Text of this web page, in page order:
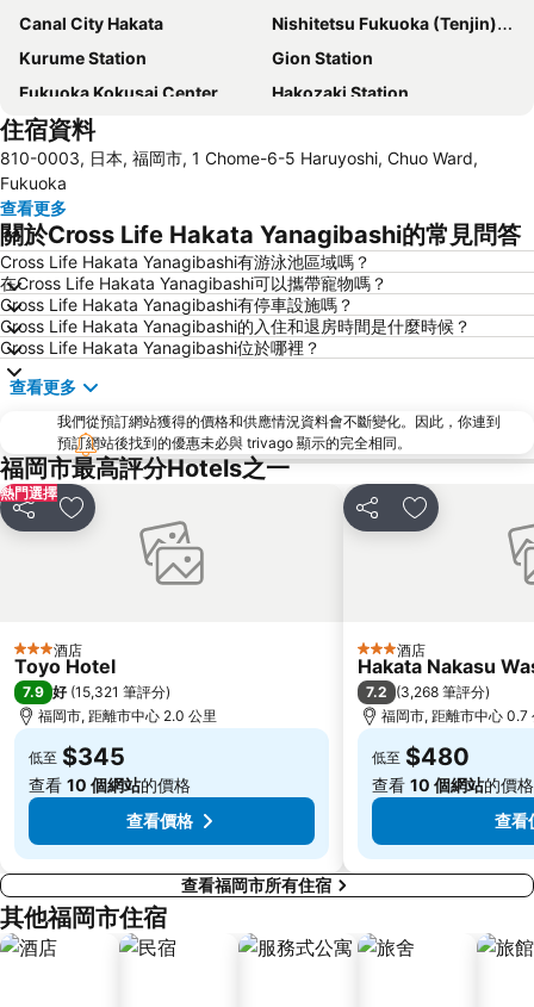
Canal City Hakata
Nishitetsu Fukuoka (Tenjin) Station
Kurume Station
Gion Station
Fukuoka Kokusai Center
Hakozaki Station
Saga Station
Fukuoka Yafuoku! Dome
Nakasu-Kawabata Station
Yakuin Station
Tojinmachi Station
Meinohama Station
Fukuoka Convention Center
佐賀機場
Higashihie Station
Minami Fukuoka Station
Nishitetsu Kurume Station
Nishitetsu Hall
Chiyo-Kenchoguchi Station
Elgala Hall
Nishijin Station
Dazaifu Tenmangu Shrine
住宿資料
810-0003, 日本, 福岡市, 1 Chome-6-5 Haruyoshi, Chuo Ward,
Fukuoka
查看更多
關於Cross Life Hakata Yanagibashi的常見問答
Cross Life Hakata Yanagibashi有游泳池區域嗎？
在Cross Life Hakata Yanagibashi可以攜帶寵物嗎？
Cross Life Hakata Yanagibashi有停車設施嗎？
Cross Life Hakata Yanagibashi的入住和退房時間是什麼時候？
Cross Life Hakata Yanagibashi位於哪裡？
查看更多
我們從預訂網站獲得的價格和供應情況資料會不斷變化。因此，你連到
預訂網站後找到的優惠未必與 trivago 顯示的完全相同。
福岡市最高評分Hotels之一
熱門選擇
分享 放到收藏夾
3 星級酒店
Toyo Hotel
7.9 好 (15,321 筆評分)
福岡市, 距離市中心 2.0 公里
低至 $345
查看 10 個網站的價格
查看價格
分享 放到收藏夾
3 星級酒店
Hakata Nakasu
7.2 (3,268 筆評分)
福岡市, 距離市中心 0.7
低至 $480
查看 10 個網站的價格
查看
查看福岡市所有住宿
其他福岡市住宿